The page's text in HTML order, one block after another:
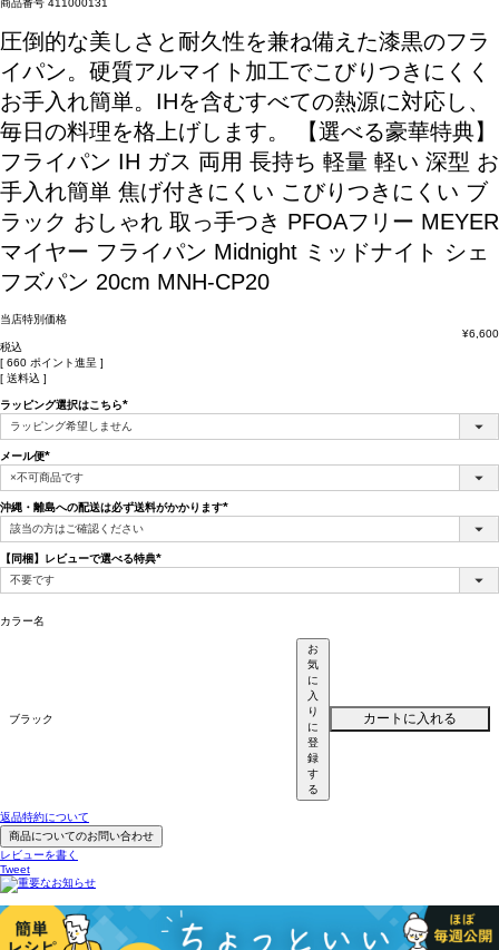
商品番号 411000131
圧倒的な美しさと耐久性を兼ね備えた漆黒のフラ
イパン。硬質アルマイト加工でこびりつきにくく
お手入れ簡単。IHを含むすべての熱源に対応し、
毎日の料理を格上げします。
【選べる豪華特典】
フライパン IH ガス 両用 長持ち 軽量 軽い 深型 お
手入れ簡単 焦げ付きにくい こびりつきにくい ブ
ラック おしゃれ 取っ手つき PFOAフリー MEYER
マイヤー フライパン Midnight ミッドナイト シェ
フズパン 20cm MNH-CP20
当店特別価格
¥6,600
税込
[ 660 ポイント進呈 ]
送料込
ラッピング選択はこちら
(必
メール便
(必
須)
沖縄・離島への配送は必ず送料がかかります
【同梱】レビューで選べる特典
カラー名
ブラック
お
気
に
入
り
に
登
録
す
る
カートに入れる
返品特約について
商品についてのお問い合わせ
レビューを書く
Tweet